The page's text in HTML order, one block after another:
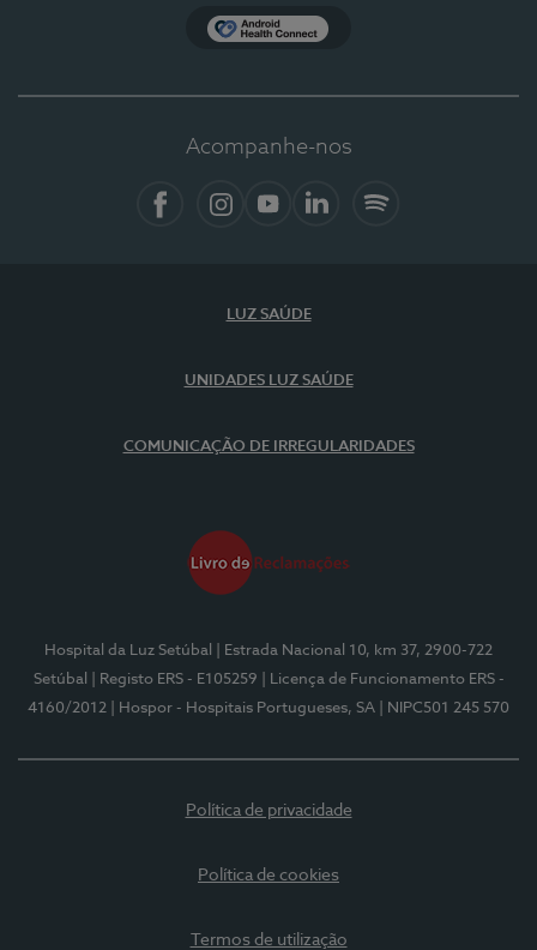
Acompanhe-nos
LUZ SAÚDE
UNIDADES LUZ SAÚDE
COMUNICAÇÃO DE IRREGULARIDADES
Hospital da Luz Setúbal
| Estrada Nacional 10, km 37, 2900-722
Setúbal
| Registo ERS - E105259
| Licença de Funcionamento ERS -
4160/2012
| Hospor - Hospitais Portugueses, SA | NIPC501 245 570
Política de privacidade
Política de cookies
Termos de utilização